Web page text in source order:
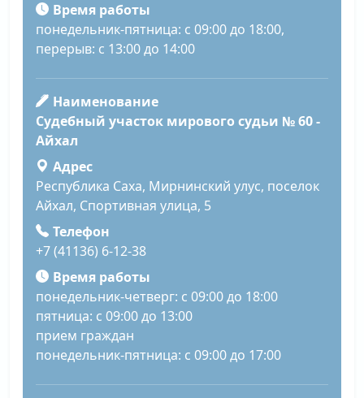
Время работы
понедельник-пятница: с 09:00 до 18:00,
перерыв: с 13:00 до 14:00
Наименование
Судебный участок мирового судьи № 60 -
Айхал
Адрес
Республика Саха, Мирнинский улус, поселок
Айхал, Спортивная улица, 5
Телефон
+7 (41136) 6-12-38
Время работы
понедельник-четверг: с 09:00 до 18:00
пятница: с 09:00 до 13:00
прием граждан
понедельник-пятница: с 09:00 до 17:00